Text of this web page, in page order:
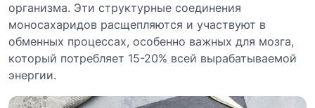
организма. Эти структурные соединения
моносахаридов расщепляются и участвуют в
обменных процессах, особенно важных для мозга,
который потребляет 15-20% всей вырабатываемой
энергии.